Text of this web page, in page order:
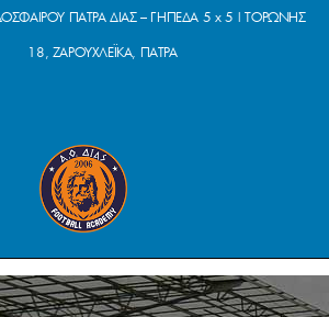
ΠΑΤΡΑ ΔΙΑΣ – ΓΗΠΕΔΑ 5 x 5 | ΤΟΡΩΝΗΣ
18, ΖΑΡΟΥΧΛΕΪΚΑ, ΠΑΤΡΑ